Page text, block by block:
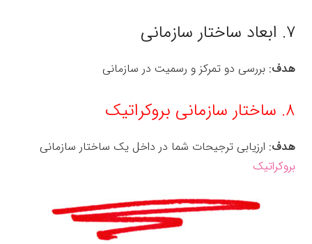
۷. ابعاد ساختار سازمانی
هدف: بررسی دو تمرکز و رسمیت در سازمانی
۸. ساختار سازمانی بروکراتیک
هدف: ارزیابی ترجیحات شما در داخل یک ساختار سازمانی
بروکراتیک